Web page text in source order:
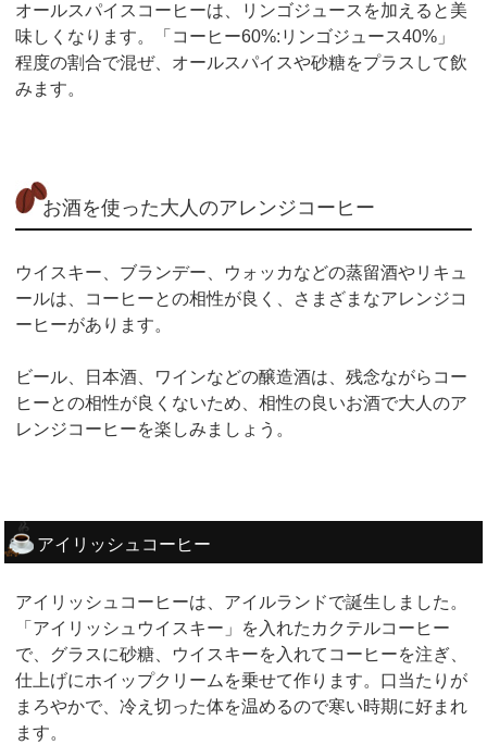
オールスパイスコーヒーは、リンゴジュースを加えると美
味しくなります。「コーヒー60%:リンゴジュース40%」
程度の割合で混ぜ、オールスパイスや砂糖をプラスして飲
みます。
お酒を使った大人のアレンジコーヒー
ウイスキー、ブランデー、ウォッカなどの蒸留酒やリキュ
ールは、コーヒーとの相性が良く、さまざまなアレンジコ
ーヒーがあります。
ビール、日本酒、ワインなどの醸造酒は、残念ながらコー
ヒーとの相性が良くないため、相性の良いお酒で大人のア
レンジコーヒーを楽しみましょう。
アイリッシュコーヒー
アイリッシュコーヒーは、アイルランドで誕生しました。
「アイリッシュウイスキー」を入れたカクテルコーヒー
で、グラスに砂糖、ウイスキーを入れてコーヒーを注ぎ、
仕上げにホイップクリームを乗せて作ります。口当たりが
まろやかで、冷え切った体を温めるので寒い時期に好まれ
ます。